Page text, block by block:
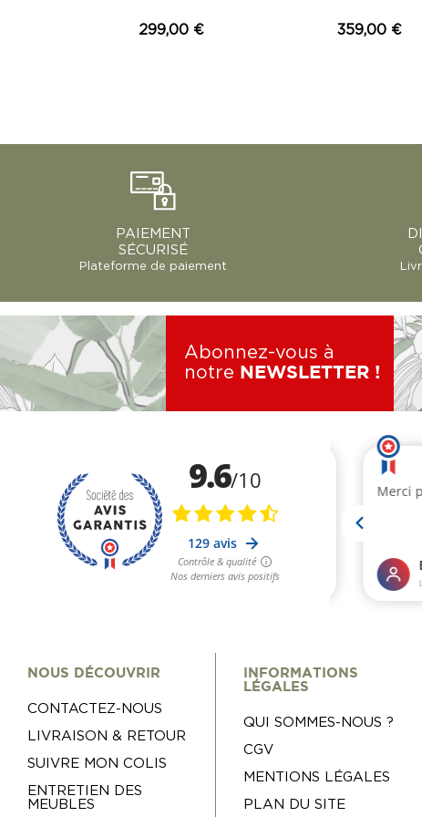
299,00 € 359,00 €
PAIEMENT
SÉCURISÉ
Plateforme de paiement
Abonnez-vous à
notre
NEWSLETTER !
NOUS DÉCOUVRIR
CONTACTEZ-NOUS
LIVRAISON & RETOUR
SUIVRE MON COLIS
ENTRETIEN DES
MEUBLES
INFORMATIONS
LÉGALES
QUI SOMMES-NOUS ?
CGV
MENTIONS LÉGALES
PLAN DU SITE